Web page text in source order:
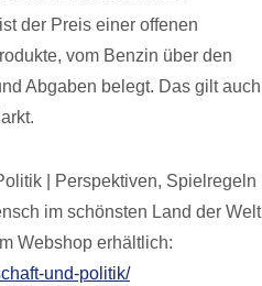
der Preis einer offenen
vom Benzin über den
Abgaben belegt. Das gilt auch
| Perspektiven, Spielregeln
im schönsten Land der Welt
Webshop erhältlich:
und-politik/